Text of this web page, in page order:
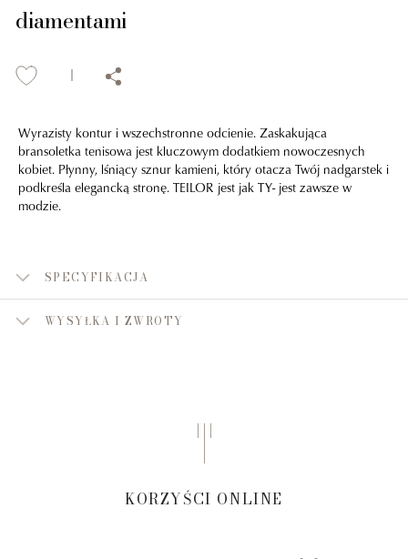
diamentami
Wyrazisty kontur i wszechstronne odcienie. Zaskakująca
bransoletka tenisowa jest kluczowym dodatkiem nowoczesnych
kobiet. Płynny, lśniący sznur kamieni, który otacza Twój nadgarstek i
podkreśla elegancką stronę. TEILOR jest jak TY- jest zawsze w
modzie.
SPECYFIKACJA
WYSYŁKA I ZWROTY
KORZYŚCI ONLINE